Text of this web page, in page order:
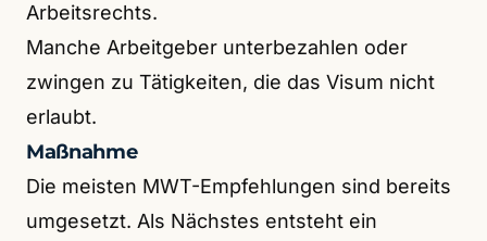
Arbeitsrechts.
Manche Arbeitgeber unterbezahlen oder
zwingen zu Tätigkeiten, die das Visum nicht
erlaubt.
Maßnahme
Die meisten MWT-Empfehlungen sind bereits
umgesetzt. Als Nächstes entsteht ein